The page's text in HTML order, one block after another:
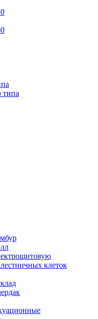
типа
клеток